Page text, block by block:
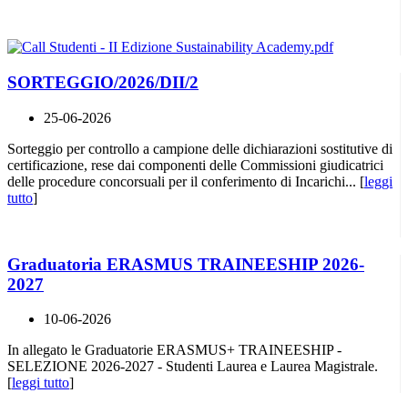
SORTEGGIO/2026/DII/2
25-06-2026
Sorteggio per controllo a campione delle dichiarazioni sostitutive di
certificazione, rese dai componenti delle Commissioni giudicatrici
delle procedure concorsuali per il conferimento di Incarichi... [leggi
tutto]
Graduatoria ERASMUS TRAINEESHIP 2026-
2027
10-06-2026
In allegato le Graduatorie ERASMUS+ TRAINEESHIP -
SELEZIONE 2026-2027 - Studenti Laurea e Laurea Magistrale.
[leggi tutto]